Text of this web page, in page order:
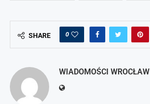
SHARE 0
WIADOMOŚCI WROCŁAW